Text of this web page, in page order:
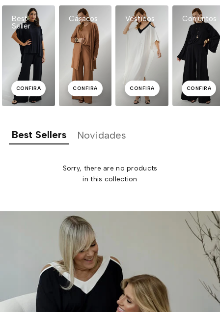
Best
Seller
CONFIRA
Casacos
CONFIRA
Vestidos
CONFIRA
Conjuntos
CONFIRA
Best Sellers Novidades
Sorry, there are no products
in this collection